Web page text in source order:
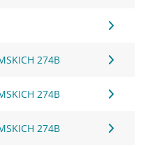
274B
274B
274B